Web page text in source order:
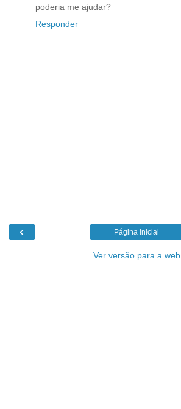
poderia me ajudar?
Responder
‹ Página inicial
Ver versão para a web